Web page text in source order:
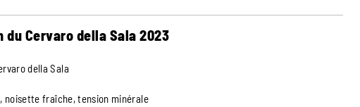
Cervaro della Sala 2023
della Sala
noisette fraîche, tension minérale